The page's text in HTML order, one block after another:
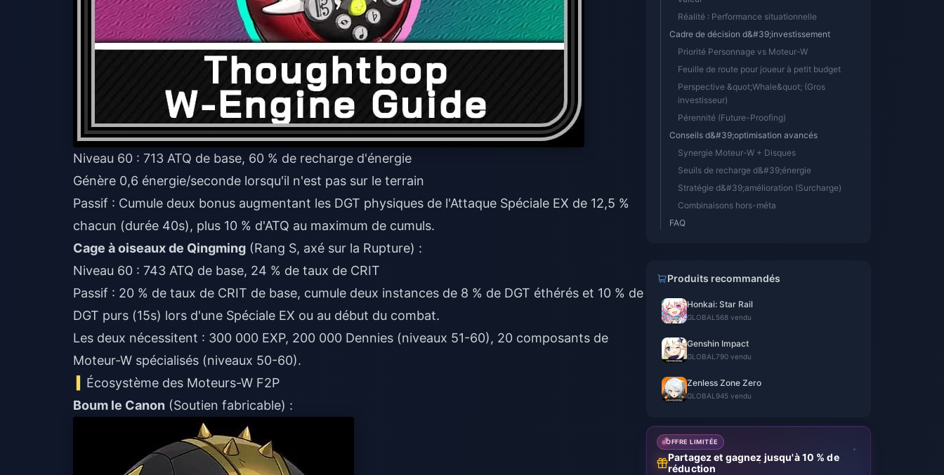
Niveau 60 : 713 ATQ de base, 60 % de recharge d'énergie
Génère 0,6 énergie/seconde lorsqu'il n'est pas sur le terrain
Passif : Cumule deux bonus augmentant les DGT physiques de l'Attaque Spéciale EX de 12,5 %
chacun (durée 40s), plus 10 % d'ATQ au maximum de cumuls.
Cage à oiseaux de Qingming (Rang S, axé sur la Rupture) :
Niveau 60 : 743 ATQ de base, 24 % de taux de CRIT
Passif : 20 % de taux de CRIT de base, cumule deux instances de 8 % de DGT éthérés et 10 % de
DGT purs (15s) lors d'une Spéciale EX ou au début du combat.
Les deux nécessitent : 300 000 EXP, 200 000 Dennies (niveaux 51-60), 20 composants de
Moteur-W spécialisés (niveaux 50-60).
Écosystème des Moteurs-W F2P
Boum le Canon (Soutien fabricable) :
Réalité : Performance situationnelle
Cadre de décision d&#39;investissement
Priorité Personnage vs Moteur-W
Feuille de route pour joueur à petit budget
Perspective &quot;Whale&quot; (Gros
investisseur)
Pérennité (Future-Proofing)
Conseils d&#39;optimisation avancés
Synergie Moteur-W + Disques
Seuils de recharge d&#39;énergie
Stratégie d&#39;amélioration (Surcharge)
Combinaisons hors-méta
FAQ
Produits recommandés
Honkai: Star Rail
GLOBAL 568 vendu
Genshin Impact
GLOBAL 790 vendu
Zenless Zone Zero
GLOBAL 945 vendu
OFFRE LIMITÉE
Partagez et gagnez jusqu'à 10 % de
réduction